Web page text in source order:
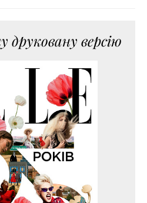
версію